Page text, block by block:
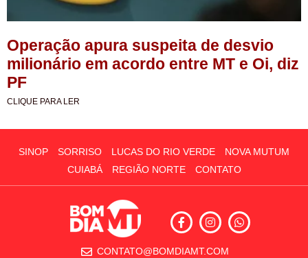
Operação apura suspeita de desvio
milionário em acordo entre MT e Oi, diz
PF
CLIQUE PARA LER
SINOP SORRISO LUCAS DO RIO VERDE
NOVA MUTUM
CUIABÁ
REGIÃO NORTE CONTATO
CONTATO@BOMDIAMT.COM